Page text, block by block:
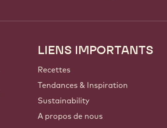
Footer
Callebaut
LIENS IMPORTANTS
Recettes
Tendances & Inspiration
Sustainability
A propos de nous